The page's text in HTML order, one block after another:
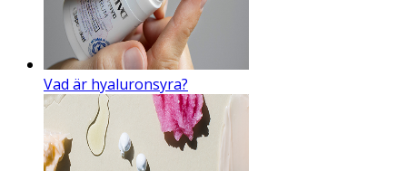
Vad är hyaluronsyra?